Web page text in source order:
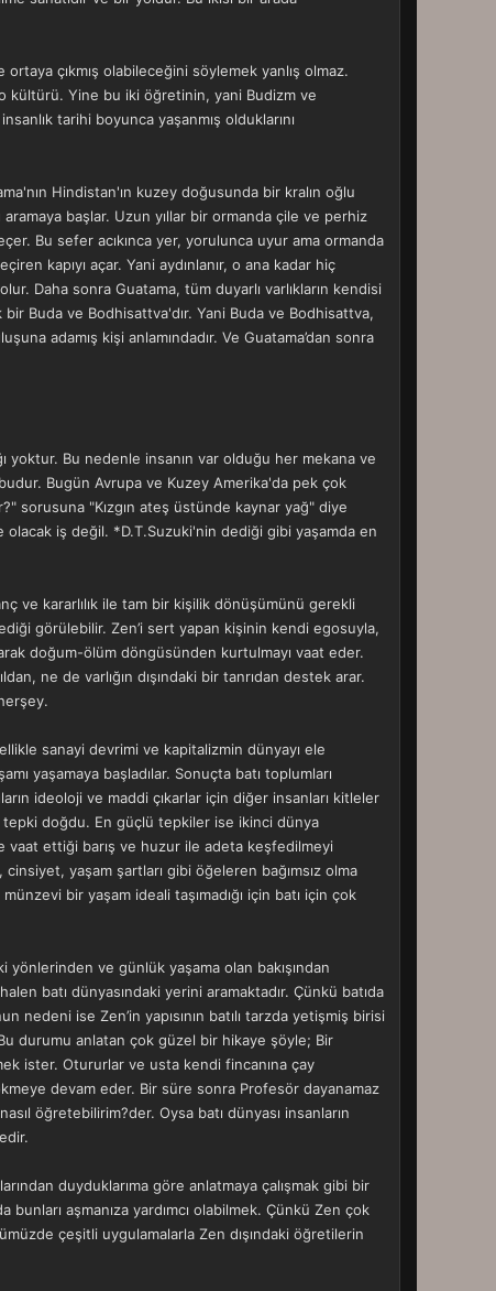
çıkmış olabileceğini söylemek yanlış olmaz.
kültürü. Yine bu iki öğretinin, yani Budizm ve
tarihi boyunca yaşanmış olduklarını
Hindistan'ın kuzey doğusunda bir kralın oğlu
başlar. Uzun yıllar bir ormanda çile ve perhiz
Bu sefer acıkınca yer, yorulunca uyur ama ormanda
kapıyı açar. Yani aydınlanır, o ana kadar hiç
Daha sonra Guatama, tüm duyarlı varlıkların kendisi
Buda ve Bodhisattva'dır. Yani Buda ve Bodhisattva,
adamış kişi anlamındadır. Ve Guatama’dan sonra
yoktur. Bu nedenle insanın var olduğu her mekana ve
Bugün Avrupa ve Kuzey Amerika'da pek çok
sorusuna "Kızgın ateş üstünde kaynar yağ" diye
olacak iş değil. *D.T.Suzuki'nin dediği gibi yaşamda en
ve kararlılık ile tam bir kişilik dönüşümünü gerekli
görülebilir. Zen’i sert yapan kişinin kendi egosuyla,
doğum-ölüm döngüsünden kurtulmayı vaat eder.
ne de varlığın dışındaki bir tanrıdan destek arar.
sanayi devrimi ve kapitalizmin dünyayı ele
yaşamaya başladılar. Sonuçta batı toplumları
ideoloji ve maddi çıkarlar için diğer insanları kitleler
tepki doğdu. En güçlü tepkiler ise ikinci dünya
vaat ettiği barış ve huzur ile adeta keşfedilmeyi
yaşam şartları gibi öğeleren bağımsız olma
bir yaşam ideali taşımadığı için batı için çok
yönlerinden ve günlük yaşama olan bakışından
batı dünyasındaki yerini aramaktadır. Çünkü batıda
nedeni ise Zen’in yapısının batılı tarzda yetişmiş birisi
durumu anlatan çok güzel bir hikaye şöyle; Bir
ister. Otururlar ve usta kendi fincanına çay
devam eder. Bir süre sonra Profesör dayanamaz
öğretebilirim?der. Oysa batı dünyası insanların
duyduklarıma göre anlatmaya çalışmak gibi bir
aşmanıza yardımcı olabilmek. Çünkü Zen çok
çeşitli uygulamalarla Zen dışındaki öğretilerin